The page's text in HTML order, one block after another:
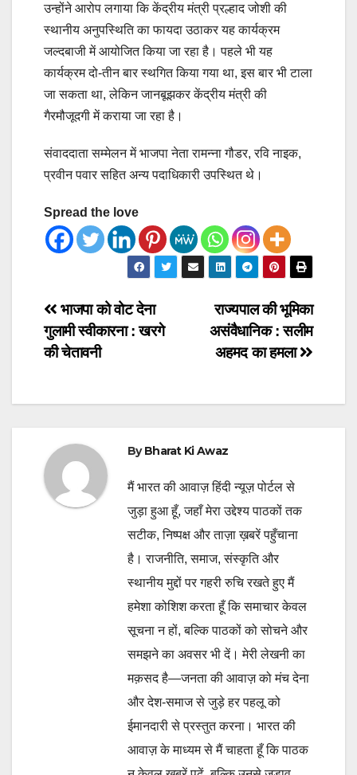
उन्होंने आरोप लगाया कि केंद्रीय मंत्री प्रल्हाद जोशी की
स्थानीय अनुपस्थिति का फायदा उठाकर यह कार्यक्रम
जल्दबाजी में आयोजित किया जा रहा है। पहले भी यह
कार्यक्रम दो-तीन बार स्थगित किया गया था, इस बार भी टाला
जा सकता था, लेकिन जानबूझकर केंद्रीय मंत्री की
गैरमौजूदगी में कराया जा रहा है।
संवाददाता सम्मेलन में भाजपा नेता रामन्ना गौडर, रवि नाइक,
प्रवीन पवार सहित अन्य पदाधिकारी उपस्थित थे।
Spread the love
Post
navigation
राज्यपाल की भूमिका
असंवैधानिक : सलीम
अहमद का हमला
भाजपा को वोट देना
गुलामी स्वीकारना : खरगे
की चेतावनी
ByBharat Ki Awaz
मैं भारत की आवाज़ हिंदी न्यूज़ पोर्टल से
जुड़ा हुआ हूँ, जहाँ मेरा उद्देश्य पाठकों तक
सटीक, निष्पक्ष और ताज़ा ख़बरें पहुँचाना
है। राजनीति, समाज, संस्कृति और
स्थानीय मुद्दों पर गहरी रुचि रखते हुए मैं
हमेशा कोशिश करता हूँ कि समाचार केवल
सूचना न हों, बल्कि पाठकों को सोचने और
समझने का अवसर भी दें। मेरी लेखनी का
मक़सद है—जनता की आवाज़ को मंच देना
और देश-समाज से जुड़े हर पहलू को
ईमानदारी से प्रस्तुत करना। भारत की
आवाज़ के माध्यम से मैं चाहता हूँ कि पाठक